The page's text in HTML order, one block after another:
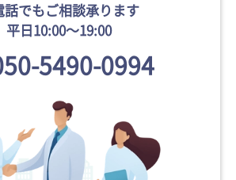
話でもご相談承ります
平日10:00〜19:00
5490-0994